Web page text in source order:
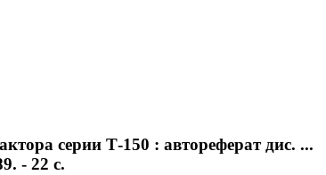
серии Т-150 : автореферат дис. ...
- 22 с.